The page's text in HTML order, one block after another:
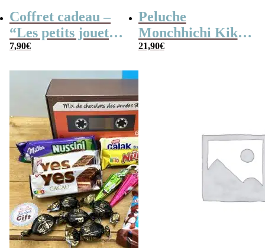
Coffret cadeau –
“Les petits jouets
des années 80”
7,90€
Peluche
Monchhichi Kiki
l’original (20 cm)
21,90€